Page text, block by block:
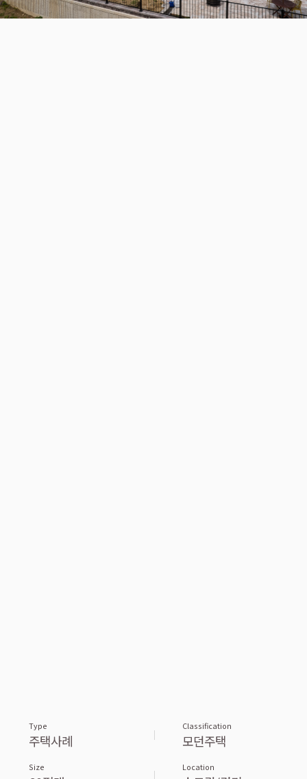
Type
주택사례
Classification
모던주택
Size Location